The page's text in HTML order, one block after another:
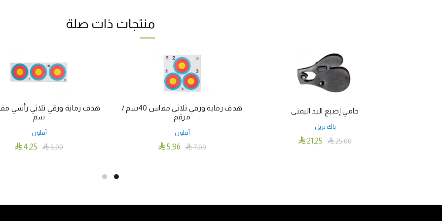
منتجات ذات صلة
حامي إصبع اليد اليمنى
باك تريل

25٫00  21٫25
هدف رماية ورقي ثلاثي مقاس 40سم /
مرقم
أفلون

7٫00  5٫96
سم
أفلون

5٫00  4٫25